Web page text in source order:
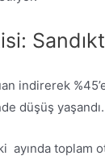
indirerek
düşüş
toplam